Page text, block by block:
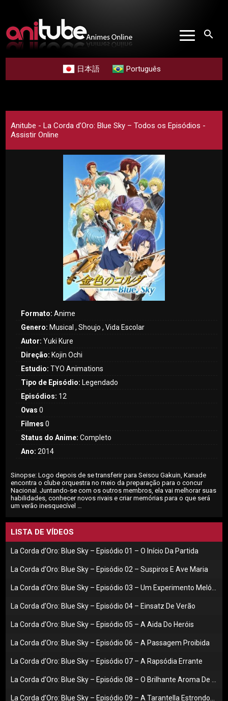
search
日本語 Português
Anitube - La Corda d’Oro: Blue Sky – Todos os Episódios -
Assistir Online
Formato: Anime
Genero: Musical , Shoujo , Vida Escolar
Autor: Yuki Kure
Direção: Kojin Ochi
Estudio: TYO Animations
Tipo de Episódio: Legendado
Episódios: 12
Ovas 0
Filmes 0
Status do Anime: Completo
Ano: 2014
Sinopse: Logo depois de se transferir para Seisou Gakuin, Kanade
encontra o clube orquestra no meio da preparação para o concur
Nacional. Juntando-se com os outros membros, ela vai melhorar suas
habilidades, conhecer novos rivais e criar memórias para o que será
um verão inesquecível …
LISTA DE VÍDEOS
La Corda d’Oro: Blue Sky – Episódio 01 – O Início Da Partida
La Corda d’Oro: Blue Sky – Episódio 02 – Suspiros E Ave Maria
La Corda d’Oro: Blue Sky – Episódio 04 – Einsatz De Verão
La Corda d’Oro: Blue Sky – Episódio 05 – A Aida Do Heróis
La Corda d’Oro: Blue Sky – Episódio 06 – A Passagem Proibida
La Corda d’Oro: Blue Sky – Episódio 07 – A Rapsódia Errante